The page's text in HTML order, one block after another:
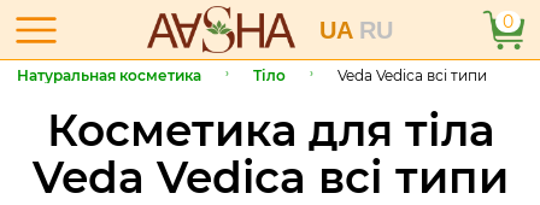
UA RU 0
Натуральная косметика Тіло Veda Vedica всі типи
Косметика для тіла
Veda Vedica всі типи